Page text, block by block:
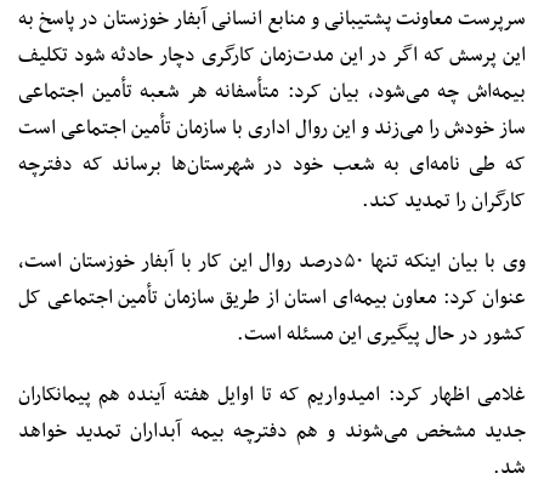
سرپرست معاونت پشتیبانی و منابع انسانی آبفار خوزستان در پاسخ به
این پرسش که اگر در این مدت‌زمان کارگری دچار حادثه شود تکلیف
بیمه‌اش چه می‌شود، بیان کرد: متأسفانه هر شعبه‌ تأمین اجتماعی
ساز خودش را می‌زند و این روال اداری با سازمان تأمین اجتماعی است
که طی نامه‌ای به شعب خود در شهرستان‌ها برساند که دفترچه‌
کارگران را تمدید کند.
وی با بیان اینکه تنها ۵۰درصد روال این کار با آبفار خوزستان است،
عنوان کرد: معاون بیمه‌ای استان از طریق سازمان تأمین اجتماعی کل
کشور در حال پیگیری این مسئله است.
غلامی اظهار کرد: امیدواریم که تا اوایل هفته آینده هم پیمانکاران
جدید مشخص می‌شوند و هم دفترچه بیمه آبداران تمدید خواهد
شد.